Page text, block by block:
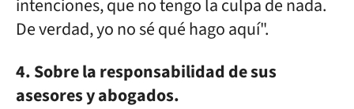
intenciones, que no tengo la culpa de nada.
De verdad, yo no sé qué hago aquí".
4. Sobre la responsabilidad de sus
asesores y abogados.